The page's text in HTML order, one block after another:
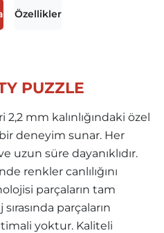
Özellikler
PUZZLE
mm kalınlığındaki özel
deneyim sunar. Her
uzun süre dayanıklıdır.
renkler canlılığını
parçaların tam
parçaların
yoktur. Kaliteli